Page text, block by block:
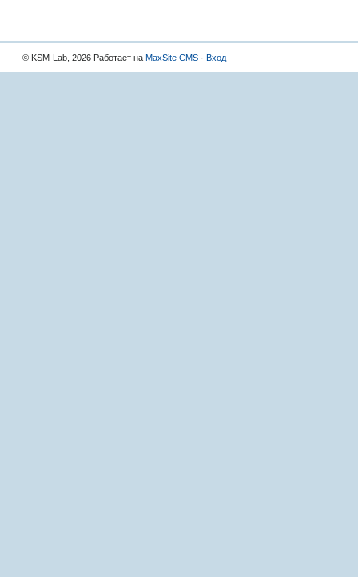
© KSM-Lab, 2026 Работает на MaxSite CMS · Вход